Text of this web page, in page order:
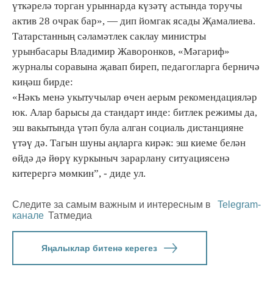
үткәрелә торган урыннарда күзәтү астында торучы
актив 28 очрак бар», — дип йомгак ясады Җамалиева.
Татарстанның сәламәтлек саклау министры
урынбасары Владимир Жаворонков, «Мәгариф»
журналы соравына җавап биреп, педагогларга берничә
киңәш бирде:
«Нәкъ менә укытучылар өчен аерым рекомендацияләр
юк. Алар барысы да стандарт инде: битлек режимы да,
эш вакытында үтәп була алган социаль дистанцияне
үтәү дә. Тагын шуны аңларга кирәк: эш киеме белән
өйдә дә йөрү куркыныч зарарлану ситуациясенә
китерергә мөмкин”, - диде ул.
Следите за самым важным и интересным в
Telegram-
канале Татмедиа
Яңалыклар битенә керегез